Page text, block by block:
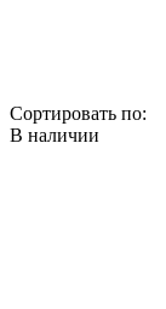
Сортировать по:
В наличии